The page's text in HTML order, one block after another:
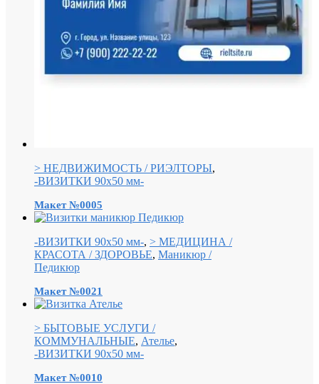
> НЕДВИЖИМОСТЬ / РИЭЛТОРЫ,
-ВИЗИТКИ 90х50 мм-
Макет №0005
-ВИЗИТКИ 90х50 мм-, > МЕДИЦИНА /
КРАСОТА / ЗДОРОВЬЕ, Маникюр /
Педикюр
Макет №0021
> БЫТОВЫЕ УСЛУГИ /
КОММУНАЛЬНЫЕ, Ателье,
-ВИЗИТКИ 90х50 мм-
Макет №0010